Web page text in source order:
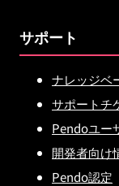
サポート
ナレッジベ
サポートチ
Pendoユー
開発者向け
Pendo認定